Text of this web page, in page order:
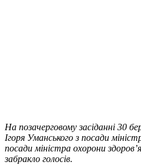
На позачерговому засіданні 30
Ігоря Уманського з посади
посади міністра охорони
забракло голосів.